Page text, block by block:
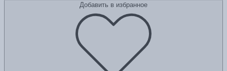
Добавить в избранное